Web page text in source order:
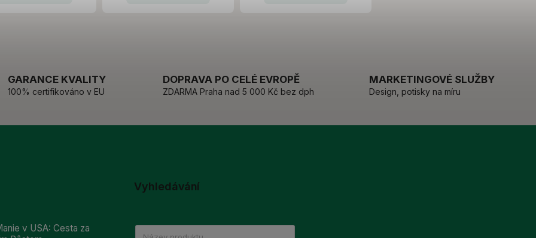
GARANCE KVALITY
100% certifikováno v EU
DOPRAVA PO CELÉ EVROPĚ
ZDARMA Praha nad 5 000 Kč bez dph
MARKETINGOVÉ SLUŽBY
Design, potisky na míru
v USA: Cesta za
Vyhledávání